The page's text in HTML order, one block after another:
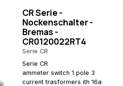
CR Serie -
Nockenschalter -
Bremas -
CR0120022RT4
Serie CR
Serie CR
ammeter switch 1 pole 3
current trasformers ith 16a